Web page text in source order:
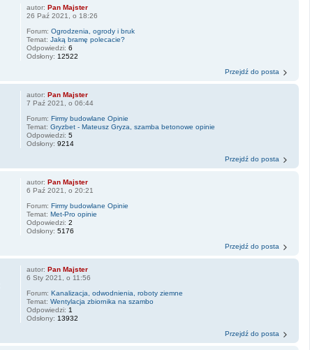
autor:Pan Majster
26 Paź 2021, o 18:26
Forum:Ogrodzenia, ogrody i bruk
Temat:Jaką bramę polecacie?
Odpowiedzi:6
Odsłony: 12522
Przejdź do posta
autor:Pan Majster
7 Paź 2021, o 06:44
Forum:Firmy budowlane Opinie
Temat:Gryzbet - Mateusz Gryza, szamba betonowe opinie
Odpowiedzi:5
Odsłony:9214
Przejdź do posta
autor:Pan Majster
6 Paź 2021, o 20:21
Forum:Firmy budowlane Opinie
Temat:Met-Pro opinie
Odpowiedzi:2
Odsłony:5176
Przejdź do posta
autor:Pan Majster
6 Sty 2021, o 11:56
Forum:Kanalizacja, odwodnienia, roboty ziemne
Temat:Wentylacja zbiornika na szambo
Odpowiedzi: 1
Odsłony: 13932
Przejdź do posta